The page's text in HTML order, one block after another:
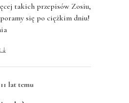
takich przepisów Zosiu,
się po ciężkim dniu!
↓
11 lat temu